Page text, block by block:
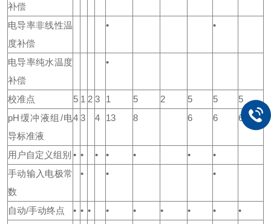
补偿
电导率非线性温
度补偿
• •
电导率纯水温度
补偿
•
校准点 5 1 2 3 1 5 2 5 5
5
pH缓冲液组/电
导标准液
4 3 4 13 8 6 6 6
用户自定义组别 • • • • • •
•
手动输入电极常
数
• • •
自动/手动终点 • • • • • • • •
•